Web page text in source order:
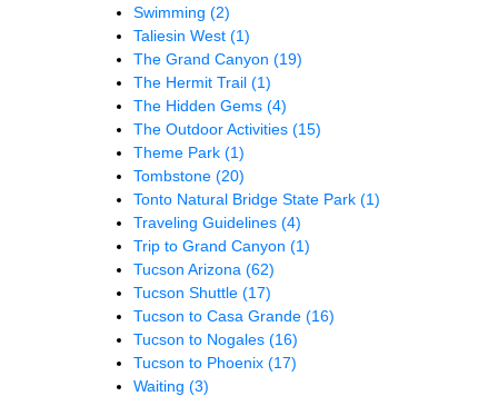
Swimming (2)
Taliesin West (1)
The Grand Canyon (19)
The Hermit Trail (1)
The Hidden Gems (4)
The Outdoor Activities (15)
Theme Park (1)
Tombstone (20)
Tonto Natural Bridge State Park (1)
Traveling Guidelines (4)
Trip to Grand Canyon (1)
Tucson Arizona (62)
Tucson Shuttle (17)
Tucson to Casa Grande (16)
Tucson to Nogales (16)
Tucson to Phoenix (17)
Waiting (3)